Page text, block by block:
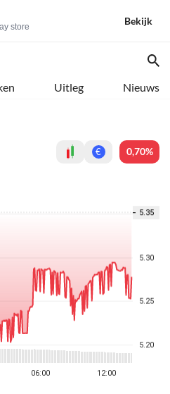
store
Bekijk
Uitleg Nieuws
€ 0,70%